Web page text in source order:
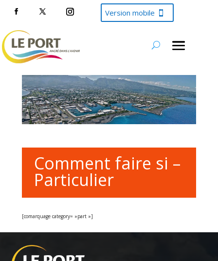
Version mobile
Comment faire si –
Particulier
[comarquage category= »part »]